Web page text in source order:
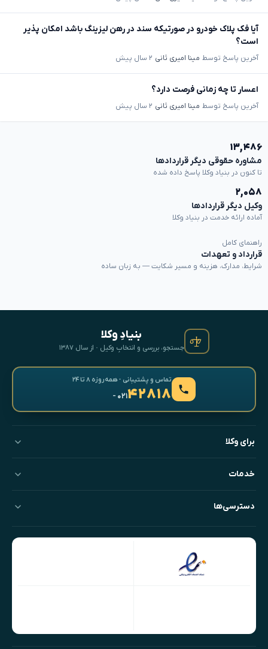
آیا فک پلاک خودرو در صورتیکه سند در رهن لیزینگ باشد امکان پذیر
است؟
آخرین پاسخ توسط مینا امیری ثانی ۲ سال پیش
اعسار تا چه زمانی فرصت دارد؟
آخرین پاسخ توسط مینا امیری ثانی ۲ سال پیش
۱۳,۴۸۶
مشاوره حقوقی دیگر قراردادها
تا کنون در بنیاد وکلا پاسخ داده شده
۲,۰۵۸
وکیل دیگر قراردادها
آماده ارائه خدمت در بنیاد وکلا
راهنمای کامل
قرارداد و تعهدات
شرایط، مدارک، هزینه و مسیر شکایت — به زبان ساده
بنیادِ وکلا
جستجو، بررسی و انتخابِ وکیل · از سال ۱۳۸۷
تماس و پشتیبانی · همه‌روزه ۸ تا ۲۴
۴۲۸۱۸- ۰۲۱
برای وکلا
خدمات
دسترسی‌ها